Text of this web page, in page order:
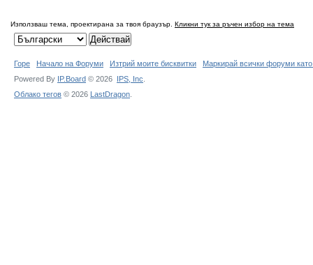
Използваш тема, проектирана за твоя браузър. Кликни тук за ръчен избор на тема
Горе Начало на Форуми Изтрий моите бисквитки
Маркирай всички форуми
Powered By
IP.Board © 2026 IPS, Inc
Облако тегов © 2026 LastDragon